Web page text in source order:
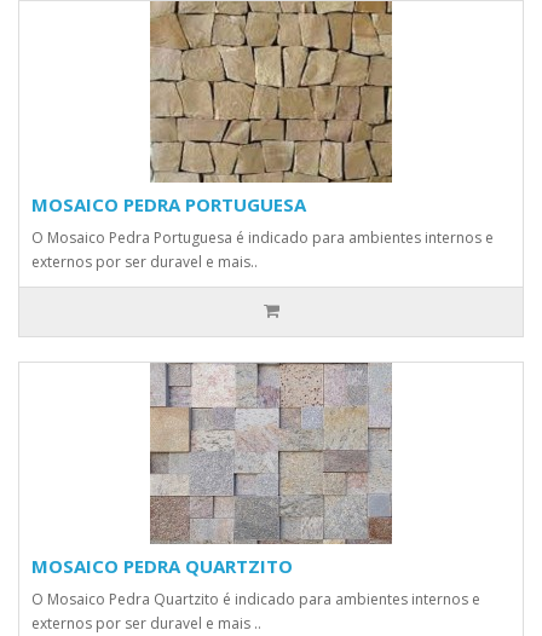
MOSAICO PEDRA PORTUGUESA
O Mosaico Pedra Portuguesa é indicado para ambientes internos e
externos por ser duravel e mais..
MOSAICO PEDRA QUARTZITO
O Mosaico Pedra Quartzito é indicado para ambientes internos e
externos por ser duravel e mais ..